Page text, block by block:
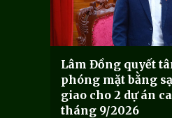
Lâm Đồng quyết
phóng mặt bằng
giao cho 2 dự án
tháng 9/2026